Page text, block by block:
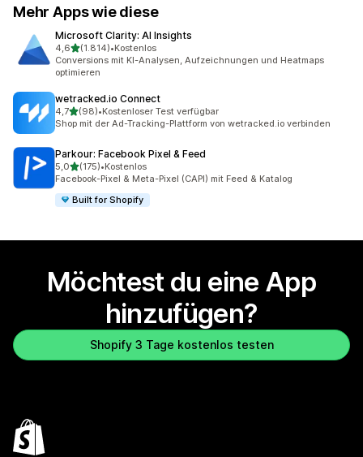
Mehr Apps wie diese
Microsoft Clarity: AI Insights
4,6von 5 Sternen
(1.814)
1814 Rezensionen insgesamt
•Kostenlos
Conversions mit KI-Analysen, Aufzeichnungen und Heatmaps
optimieren
wetracked.io Connect
4,7von 5 Sternen
(98)
98 Rezensionen insgesamt
•Kostenloser Test verfügbar
Shop mit der Ad-Tracking-Plattform von wetracked.io verbinden
Parkour: Facebook Pixel & Feed
5,0von 5 Sternen
(175)
175 Rezensionen insgesamt
•Kostenlos
Facebook-Pixel & Meta-Pixel (CAPI) mit Feed & Katalog
Built for Shopify
Möchtest du eine App
hinzufügen?
Shopify 3 Tage kostenlos testen